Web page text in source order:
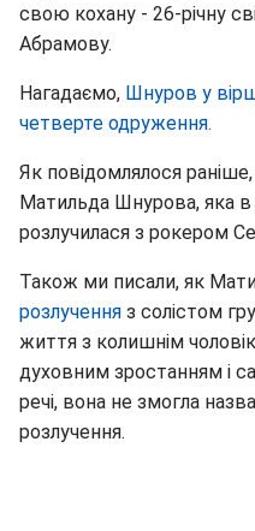
свою кохану - 26-річну
Абрамову.
Нагадаємо, Шнуров у
четверте одруження.
Як повідомлялося
Матильда Шнурова, яка в
розлучилася з рокером
Також ми писали, як
розлучення з солістом
життя з колишнім
духовним зростанням і
речі, вона не змогла
розлучення.